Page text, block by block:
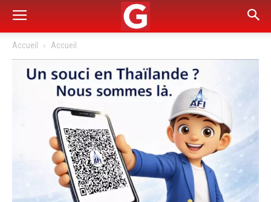
Accueil Accueil